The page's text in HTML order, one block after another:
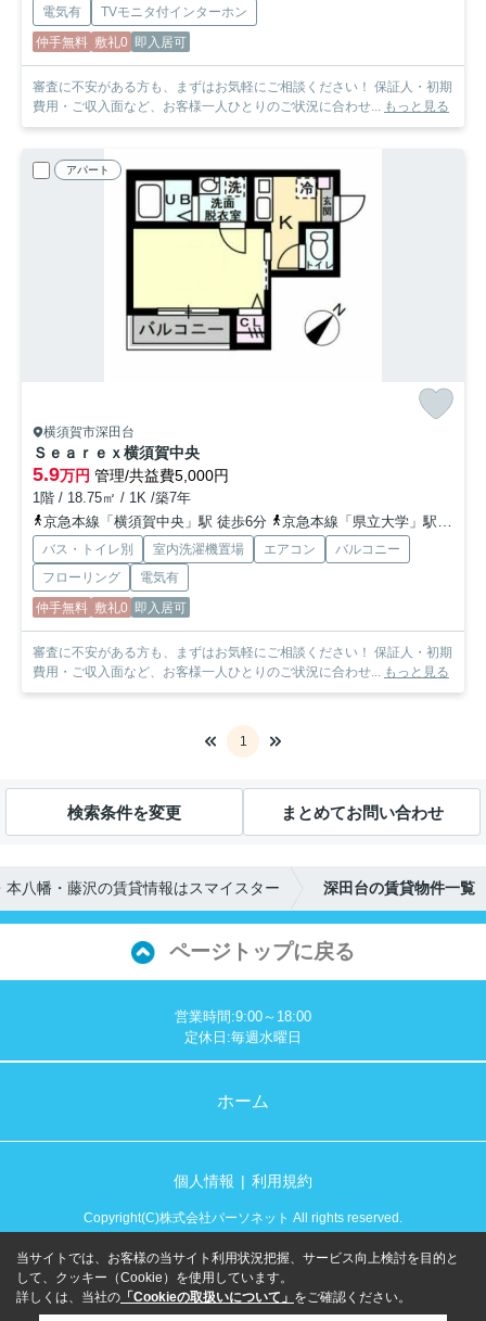
電気有
TVモニタ付インターホン
仲手無料 敷礼0 即入居可
審査に不安がある方も、まずはお気軽にご相談ください！ 保証人・初期
費用・ご収入面など、お客様一人ひとりのご状況に合わせ... もっと見る
アパート
横須賀市深田台
Ｓｅａｒｅｘ横須賀中央
5.9万円 管理/共益費5,000円
1階 / 18.75㎡ / 1K /築7年
京急本線「横須賀中央」駅 徒歩6分
京急本線「県立大学」駅 徒歩17分
バス・トイレ別 室内洗濯機置場 エアコン
バルコニー
フローリング
電気有
仲手無料 敷礼0 即入居可
審査に不安がある方も、まずはお気軽にご相談ください！ 保証人・初期
費用・ご収入面など、お客様一人ひとりのご状況に合わせ... もっと見る
1
検索条件を変更 まとめてお問い合わせ
八幡・藤沢の賃貸情報はスマイスター 深田台の賃貸物件一覧
ページトップに戻る
営業時間:9:00～18:00
定休日:毎週水曜日
ホーム
個人情報 利用規約
Copyright(C)株式会社パーソネット All rights reserved.
当サイトでは、お客様の当サイト利用状況把握、サービス向上検討を目的と
して、クッキー（Cookie）を使用しています。
詳しくは、当社の 「Cookieの取扱いについて」 をご確認ください。